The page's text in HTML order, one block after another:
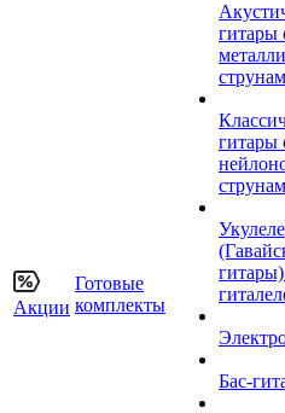
Акции
Готовые
комплекты
гитары
гитары
Укулеле
Бас-